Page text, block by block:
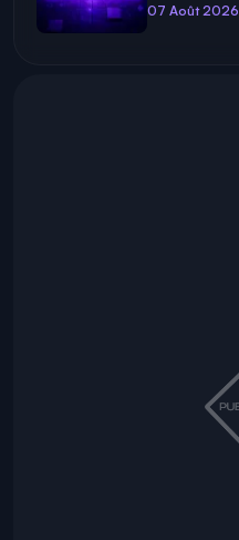
07 Août 2026